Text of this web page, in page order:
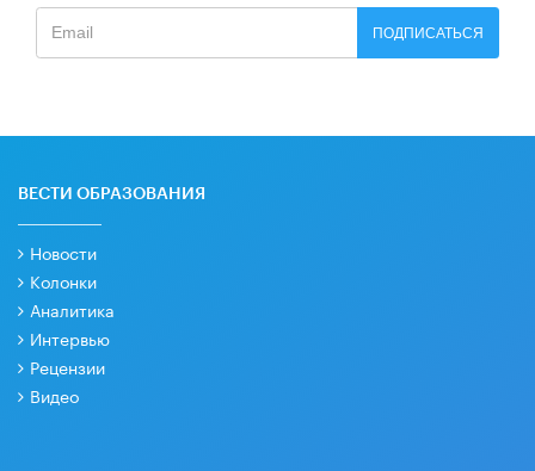
ПОДПИСАТЬСЯ
ВЕСТИ ОБРАЗОВАНИЯ
Новости
Колонки
Аналитика
Интервью
Рецензии
Видео